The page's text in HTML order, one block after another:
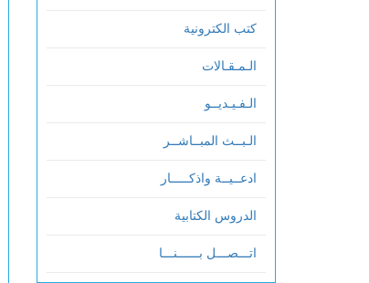
كتب الكترونية
الـمـقـالات
الـفـيـديــو
الـبــث المبــاشــر
ادعــيــة واذكـــــار
الدروس الكتابية
اتـــصـــل بــــــنـــا